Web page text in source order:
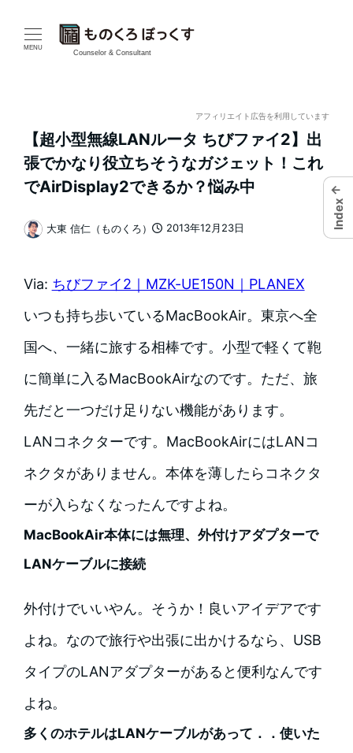
MENU
Counselor & Consultant
アフィリエイト広告を利用しています
【超小型無線LANルータ ちびファイ2】出
張でかなり役立ちそうなガジェット！これ
でAirDisplay2できるか？悩み中
2013年12月23日
著
大東 信仁（ものくろ）
Via: ちびファイ2｜MZK-UE150N｜PLANEX
いつも持ち歩いているMacBookAir。東京へ全
国へ、一緒に旅する相棒です。小型で軽くて鞄
に簡単に入るMacBookAirなのです。ただ、旅
先だと一つだけ足りない機能があります。
LANコネクターです。MacBookAirにはLANコ
ネクタがありません。本体を薄したらコネクタ
ーが入らなくなったんですよね。
MacBookAir本体には無理、外付けアダプターで
LANケーブルに接続
外付けでいいやん。そうか！良いアイデアです
よね。なので旅行や出張に出かけるなら、USB
タイプのLANアダプターがあると便利なんです
よね。
多くのホテルはLANケーブルがあって．．使いた
←
Index